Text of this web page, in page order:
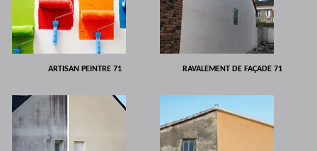
ARTISAN PEINTRE 71 RAVALEMENT DE FAÇADE 71